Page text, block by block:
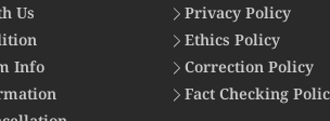
Us
Info
Privacy Policy
Ethics Policy
Correction Policy
Fact Checking